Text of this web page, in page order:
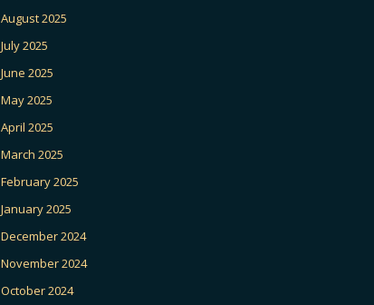
August 2025
July 2025
June 2025
May 2025
April 2025
March 2025
February 2025
January 2025
December 2024
November 2024
October 2024